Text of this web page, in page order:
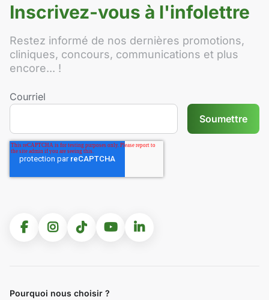
Inscrivez-vous à l'infolettre
Restez informé de nos dernières promotions,
cliniques, concours, communications et plus
encore... !
Courriel
Pourquoi nous choisir ?